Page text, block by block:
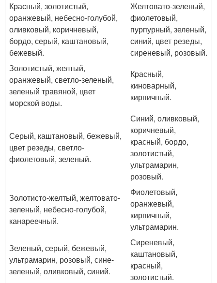
Красный, золотистый,
оранжевый, небесно-голубой,
оливковый, коричневый,
бордо, серый, каштановый,
бежевый.
Желтовато-зеленый,
фиолетовый,
пурпурный, зеленый,
синий, цвет резеды,
сиреневый, розовый.
Золотистый, желтый,
оранжевый, светло-зеленый,
зеленый травяной, цвет
морской воды.
Красный,
киноварный,
кирпичный.
Серый, каштановый, бежевый,
цвет резеды, светло-
фиолетовый, зеленый.
Синий, оливковый,
коричневый,
красный, бордо,
золотистый,
ультрамарин,
розовый.
Золотисто-желтый, желтовато-
зеленый, небесно-голубой,
канареечный.
Фиолетовый,
оранжевый,
кирпичный,
ультрамарин.
Зеленый, серый, бежевый,
ультрамарин, розовый, сине-
зеленый, оливковый, синий.
Сиреневый,
каштановый,
красный,
золотистый.